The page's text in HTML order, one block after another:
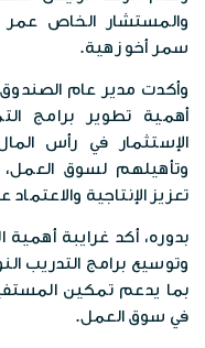
الخطط الاستراتيجية
الشركاء الاستراتيجين
مبادرات الصندوق
قصص نجاح
اتصل بنا
موزانة صندوق المعونة
تقارير مدقق الحسابات
الفعاليات
المكتبة المرئية
المواد الاعلامية
النشرات المعرفية
بروشورات
وظائف شاغرة
والمستشار الخاص عمر
سمر أخو زهية.
وأكدت مدير عام الصندوق
أهمية تطوير برامج
الإستثمار في رأس
وتأهيلهم لسوق العمل،
تعزيز الإنتاجية والاعتماد
بدوره، أكد غرايبة
وتوسيع برامج التدريب
بما يدعم تمكين
في سوق العمل.